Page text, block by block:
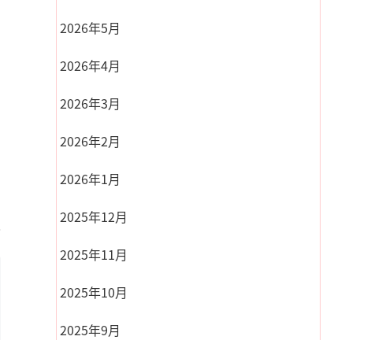
2026年5月
2026年4月
2026年3月
2026年2月
2026年1月
2025年12月
2025年11月
2025年10月
2025年9月